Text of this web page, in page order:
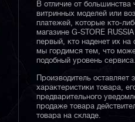
В отличие от
витринных моделей или
платежей, которые кто-
магазине G-STORE
первый, кто наденет их на
мы гордимся тем, что
подобный уровень сервиса.
Производитель
характеристики товара,
предварительного
продаже товара
товара на складе.